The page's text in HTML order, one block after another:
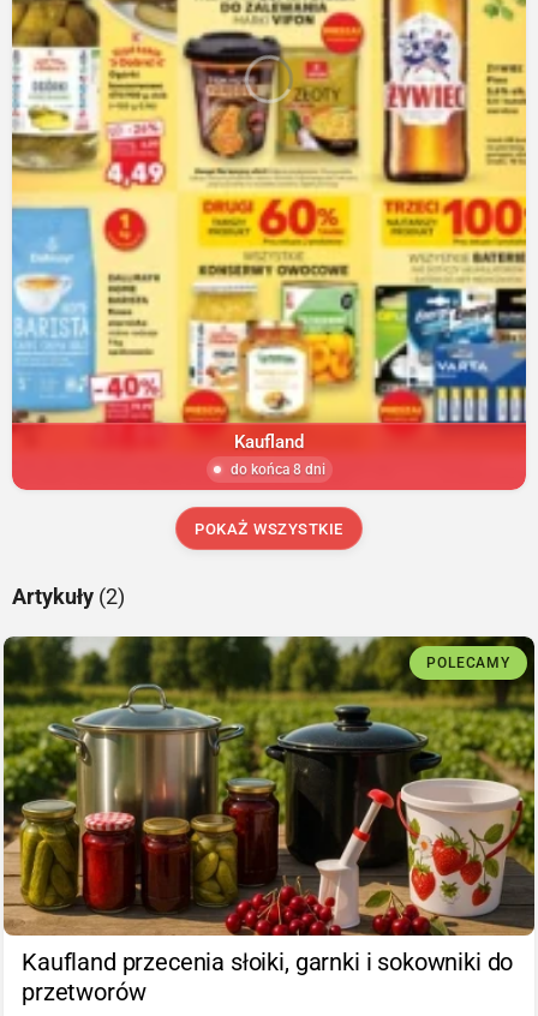
Kaufland
do końca 8 dni
POKAŻ WSZYSTKIE
Artykuły (2)
POLECAMY
Kaufland przecenia słoiki, garnki i sokowniki do
przetworów